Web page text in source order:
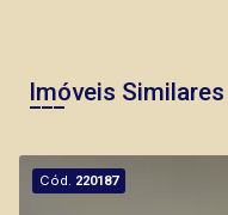
Imóveis Similares
Cód. 220187